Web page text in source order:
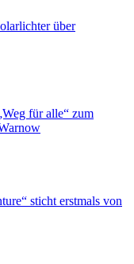
über
für alle“ zum
sticht erstmals von